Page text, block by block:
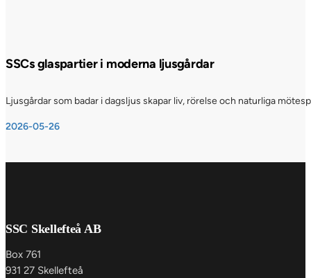
SSCs glaspartier i moderna ljusgårdar
Ljusgårdar som badar i dagsljus skapar liv, rörelse och naturliga
2026-05-26
SSC Skellefteå AB
Box 761
931 27 Skellefteå